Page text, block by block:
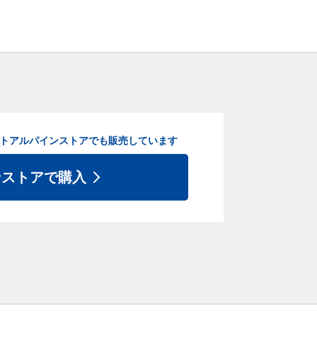
アルパインストアでも販売しています
トアで購入